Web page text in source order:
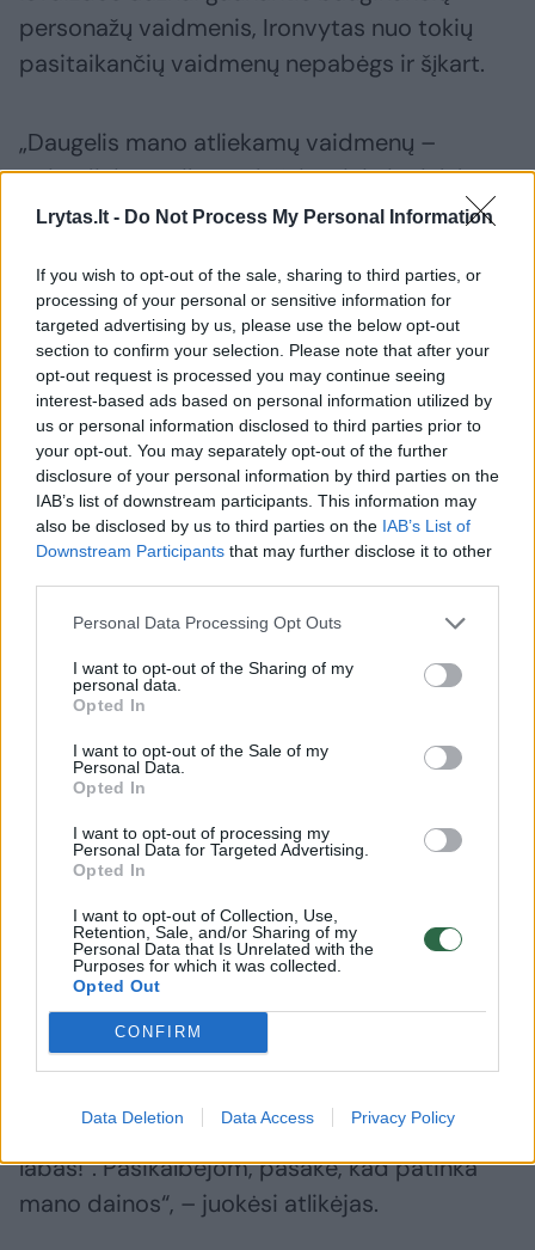
Lrytas.lt - Do Not Process My Personal Information
If you wish to opt-out of the sale, sharing to third parties, or
processing of your personal or sensitive information for
targeted advertising by us, please use the below opt-out
section to confirm your selection. Please note that after your
opt-out request is processed you may continue seeing
interest-based ads based on personal information utilized by
us or personal information disclosed to third parties prior to
your opt-out. You may separately opt-out of the further
disclosure of your personal information by third parties on the
IAB’s list of downstream participants. This information may
also be disclosed by us to third parties on the IAB’s List of
Downstream Participants that may further disclose it to other
Personal Data Processing Opt Outs
I want to opt-out of the Sharing of my
personal data.
Opted In
I want to opt-out of the Sale of my
Personal Data.
Opted In
I want to opt-out of processing my
Personal Data for Targeted Advertising.
Opted In
I want to opt-out of Collection, Use,
Retention, Sale, and/or Sharing of my
Personal Data that Is Unrelated with the
Purposes for which it was collected.
Opted Out
CONFIRM
Data Deletion Data Access Privacy Policy
personažų vaidmenis, Ironvytas nuo tokių
pasitaikančių vaidmenų nepabėgs ir šįkart.
„Daugelis mano atliekamų vaidmenų –
epizodinių ar pilnų – dažniausiai vis tiek būna
pagal tipažą, pagal stereotipus. Juk
– iš karto įsivaizduojame banditą arba
chuliganą. Tai šį kartą vėl būsiu pasipuošęs
kariniais batais, kamufliažine apranga, o
mano personažo kompanija būriuojasi centre
ir stengiasi išvalyti gatves nuo jo kompanijai
nepatinkančių žmonių.
Kita vertus, šiame vaidmenyje galima įžvelgti
ir teigiamų savybių – patriotizmas, kova.
Vaidmuo kuklus, bet, tikiuosi, įsimintinas“, –
gyvenime reperis stengiasi su aplinkiniais
visuomet sutarti draugiškai. Tiesa, kartais
pasitaiko ir tokių praeivių, kurie jį vis dėlto
painioja su suvaidintais personažais.
„Tie, kurie manęs bijo, turbūt neprieina
autografo. Paskutinis juokingas atvejis buvo
tada, kai gatve ėjo trys narkomanai, matosi,
kad murzini, aš į juos iškart žiūriu su
pradėjo man šypsotis ir sako: „O, Ironvytai,
labas!”. Pasikalbėjom, pasakė, kad patinka
mano dainos“, – juokėsi atlikėjas.